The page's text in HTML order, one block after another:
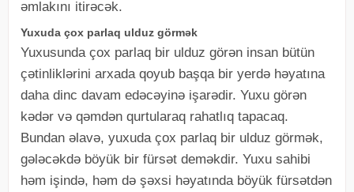
əmlakını itirəcək.
Yuxuda çox parlaq ulduz görmək
Yuxusunda çox parlaq bir ulduz görən insan bütün
çətinliklərini arxada qoyub başqa bir yerdə həyatına
daha dinc davam edəcəyinə işarədir. Yuxu görən
kədər və qəmdən qurtularaq rahatlıq tapacaq.
Bundan əlavə, yuxuda çox parlaq bir ulduz görmək,
gələcəkdə böyük bir fürsət deməkdir. Yuxu sahibi
həm işində, həm də şəxsi həyatında böyük fürsətdən